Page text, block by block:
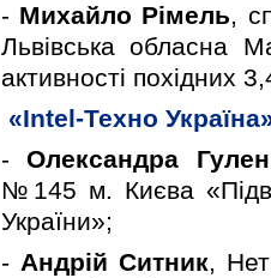
- Михайло Рімель,
Львівська обласна
активності похідних
«Intel-Техно
-Олександра
№145 м. Києва
України»;
- Андрій Ситник,